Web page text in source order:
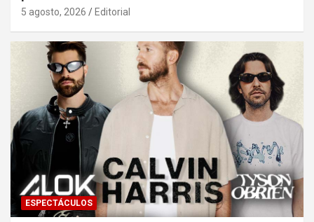
5 agosto, 2026 Editorial
ESPECTÁCULOS